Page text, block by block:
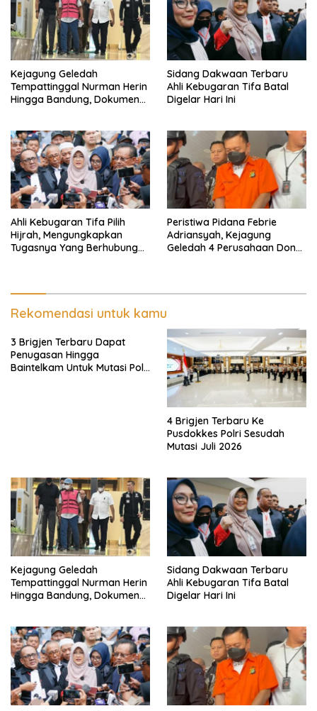
Kejagung Geledah
Tempattinggal Nurman Herin
Hingga Bandung, Dokumen
Sidang Dakwaan Terbaru
Ahli Kebugaran Tifa Batal
Digelar Hari Ini
Ahli Kebugaran Tifa Pilih
Hijrah, Mengungkapkan
Tugasnya Yang Berhubungan
Peristiwa Pidana Febrie
Adriansyah, Kejagung
Geledah 4 Perusahaan Don
Rekomendasi untuk kamu
3 Brigjen Terbaru Dapat
Penugasan Hingga
Baintelkam Untuk Mutasi Polri
4 Brigjen Terbaru Ke
Pusdokkes Polri Sesudah
Mutasi Juli 2026
Kejagung Geledah
Tempattinggal Nurman Herin
Hingga Bandung, Dokumen
Sidang Dakwaan Terbaru
Ahli Kebugaran Tifa Batal
Digelar Hari Ini